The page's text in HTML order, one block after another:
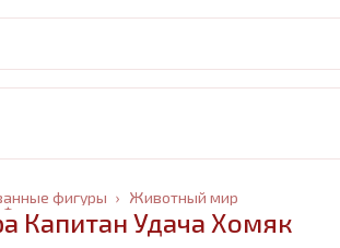
Животный мир
фигуры ›
Фольгированные шары
Капитан Удача Хомяк